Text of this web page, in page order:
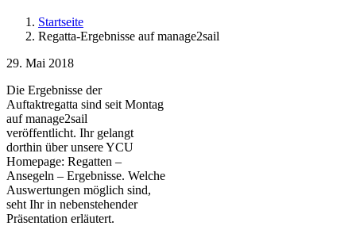
Startseite
Regatta-Ergebnisse auf manage2sail
29. Mai 2018
Die Ergebnisse der
Auftaktregatta sind seit Montag
auf manage2sail
veröffentlicht. Ihr gelangt
dorthin über unsere YCU
Homepage: Regatten –
Ansegeln – Ergebnisse. Welche
Auswertungen möglich sind,
seht Ihr in nebenstehender
Präsentation erläutert.